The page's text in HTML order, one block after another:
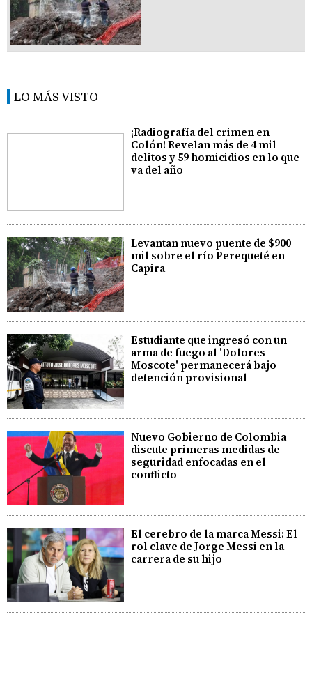
LO MÁS VISTO
¡Radiografía del crimen en
Colón! Revelan más de 4 mil
delitos y 59 homicidios en lo que
va del año
Levantan nuevo puente de $900
mil sobre el río Perequeté en
Capira
Estudiante que ingresó con un
arma de fuego al 'Dolores
Moscote' permanecerá bajo
detención provisional
Nuevo Gobierno de Colombia
discute primeras medidas de
seguridad enfocadas en el
conflicto
El cerebro de la marca Messi: El
rol clave de Jorge Messi en la
carrera de su hijo